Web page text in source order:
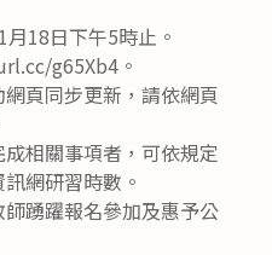
18日下午5時止。
g65Xb4。
頁同步更新，請依網頁
相關事項者，可依規定
網研習時數。
踴躍報名參加及惠予公